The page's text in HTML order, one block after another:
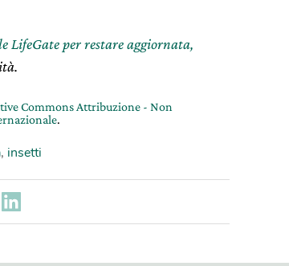
LifeGate per restare aggiornata,
Commons Attribuzione - Non
.
, insetti